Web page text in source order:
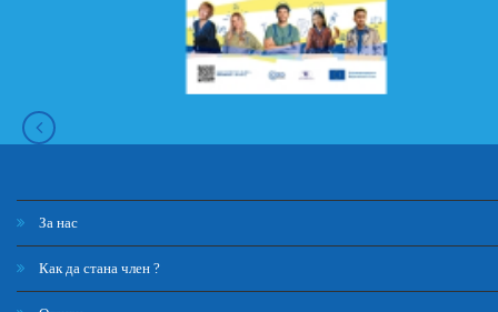
За нас
Как да стана член ?